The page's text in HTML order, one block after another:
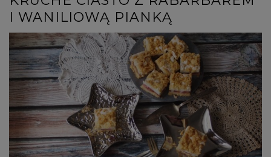
I WANILIOWĄ PIANKĄ